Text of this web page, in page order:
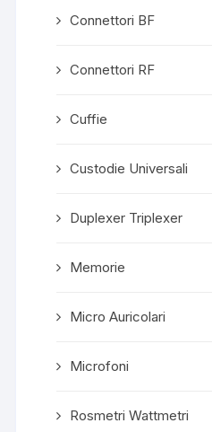
Connettori BF
Connettori RF
Cuffie
Custodie Universali
Duplexer Triplexer
Memorie
Micro Auricolari
Microfoni
Rosmetri Wattmetri